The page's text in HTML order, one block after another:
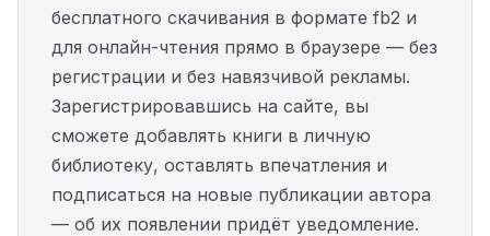
бесплатного скачивания в формате fb2 и
для онлайн-чтения прямо в браузере — без
регистрации и без навязчивой рекламы.
Зарегистрировавшись на сайте, вы
сможете добавлять книги в личную
библиотеку, оставлять впечатления и
подписаться на новые публикации автора
— об их появлении придёт уведомление.